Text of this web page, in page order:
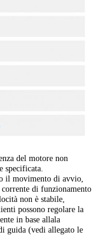
del motore non
specificata.
il movimento di avvio,
di funzionamento
non è stabile,
possono regolare la
in base allala
guida (vedi allegato le